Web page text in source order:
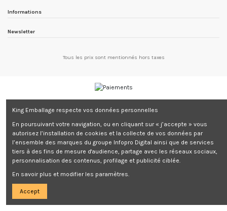
Informations
Newsletter
Tous les prix sont mentionnés hors taxes
King Emballage respecte vos données personnelles
En poursuivant votre navigation, ou en cliquant sur « j’accepte » vous
autorisez l’installation de cookies et la collecte de vos données par
l’ensemble des marques du groupe Infopro Digital ainsi que de services
tiers à des fins de mesure d'audience, partage avec les réseaux sociaux,
personnalisation des contenus, profilage et publicité ciblée.
En savoir plus et modifier les paramètres.
Accept